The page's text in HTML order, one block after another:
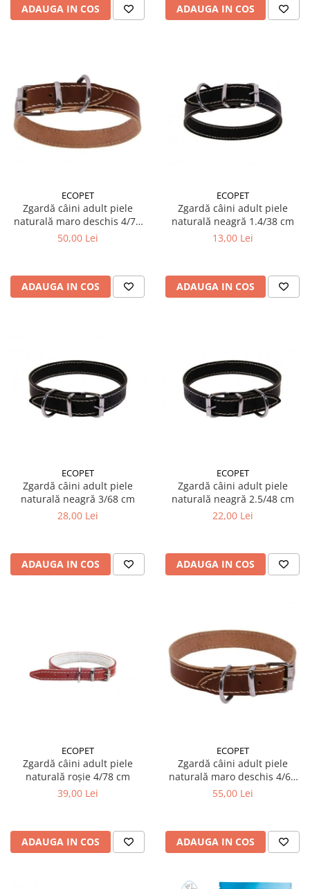
ADAUGA IN COS ADAUGA IN COS
ECOPET
Zgardă câini adult piele
naturală maro deschis 4/70
cm
50,00 Lei
ADAUGA IN COS
ECOPET
Zgardă câini adult piele
naturală neagră 1.4/38 cm
13,00 Lei
ADAUGA IN COS
ECOPET
Zgardă câini adult piele
naturală neagră 3/68 cm
28,00 Lei
ADAUGA IN COS
ECOPET
Zgardă câini adult piele
naturală neagră 2.5/48 cm
22,00 Lei
ADAUGA IN COS
ECOPET
Zgardă câini adult piele
naturală roșie 4/78 cm
39,00 Lei
ADAUGA IN COS
ECOPET
Zgardă câini adult piele
naturală maro deschis 4/60
cm
55,00 Lei
ADAUGA IN COS